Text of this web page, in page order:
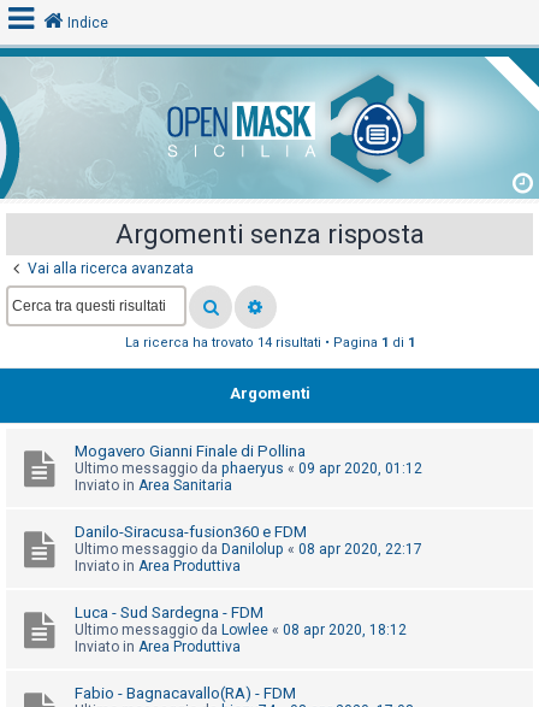
o
g
i
A
e
n
t
e
n
a
Indice
Argomenti senza risposta
Vai alla ricerca avanzata
La ricerca ha trovato 14 risultati • Pagina 1 di 1
Argomenti
Mogavero Gianni Finale di Pollina
Ultimo messaggio da phaeryus « 09 apr 2020, 01:12
Inviato in Area Sanitaria
Danilo-Siracusa-fusion360 e FDM
Ultimo messaggio da Danilolup « 08 apr 2020, 22:17
Inviato in Area Produttiva
Luca - Sud Sardegna - FDM
Ultimo messaggio da Lowlee « 08 apr 2020, 18:12
Inviato in Area Produttiva
Fabio - Bagnacavallo(RA) - FDM